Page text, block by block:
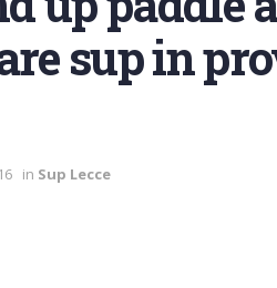
sup in
in Sup Lecce